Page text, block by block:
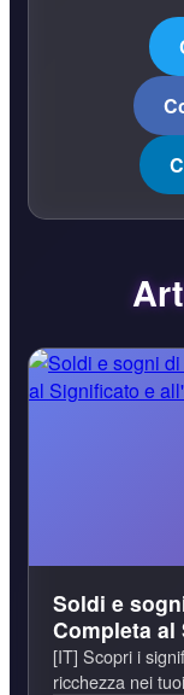
Soldi e
Completa
[IT] Scopri i
ricchezza nei